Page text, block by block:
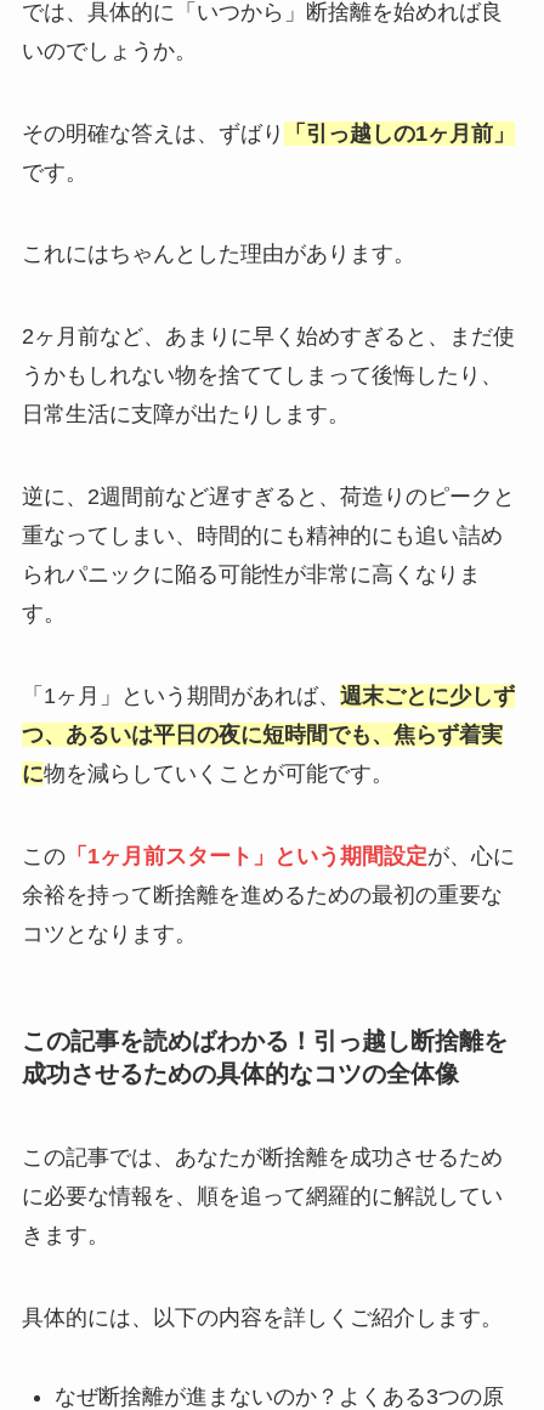
では、具体的に「いつから」断捨離を始めれば良
いのでしょうか。
その明確な答えは、ずばり
「引っ越しの1ヶ月前」
です。
これにはちゃんとした理由があります。
2ヶ月前など、あまりに早く始めすぎると、まだ使
うかもしれない物を捨ててしまって後悔したり、
日常生活に支障が出たりします。
逆に、2週間前など遅すぎると、荷造りのピークと
重なってしまい、時間的にも精神的にも追い詰め
られパニックに陥る可能性が非常に高くなりま
す。
「1ヶ月」という期間があれば、 週末ごとに少しず
つ、あるいは平日の夜に短時間でも、焦らず着実
に物を減らしていくことが可能です。
この「1ヶ月前スタート」という期間設定が、心に
余裕を持って断捨離を進めるための最初の重要な
コツとなります。
この記事を読めばわかる！引っ越し断捨離を
成功させるための具体的なコツの全体像
この記事では、あなたが断捨離を成功させるため
に必要な情報を、順を追って網羅的に解説してい
きます。
具体的には、以下の内容を詳しくご紹介します。
なぜ断捨離が進まないのか？よくある3つの原